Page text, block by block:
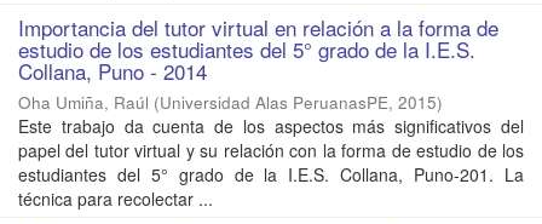
Importancia del tutor virtual en relación a la forma de
estudio de los estudiantes del 5° grado de la I.E.S.
Collana, Puno - 2014
Oha Umiña, Raúl (Universidad Alas PeruanasPE, 2015)
Este trabajo da cuenta de los aspectos más significativos del
papel del tutor virtual y su relación con la forma de estudio de los
estudiantes del 5° grado de la I.E.S. Collana, Puno-201. La
técnica para recolectar ...